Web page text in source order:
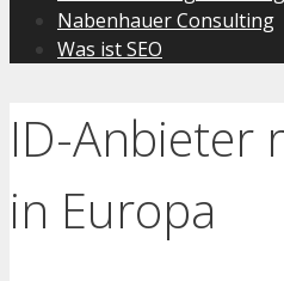
Nabenhauer Consulting
Was ist SEO
ID-Anbieter
in Europa